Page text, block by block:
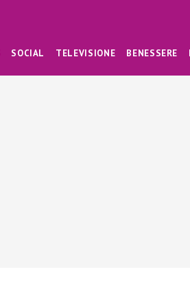
SOCIAL TELEVISIONE BENESSERE